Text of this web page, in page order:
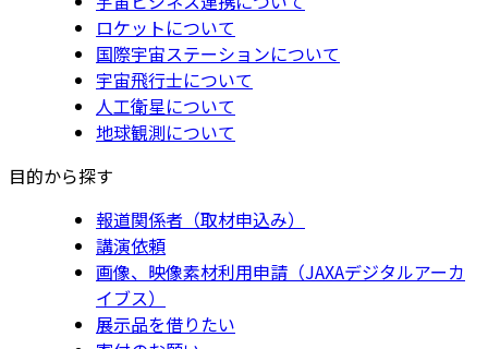
ロケットについて
国際宇宙ステーションについて
宇宙飛行士について
人工衛星について
地球観測について
目的から探す
報道関係者（取材申込み）
講演依頼
画像、映像素材利用申請（JAXAデジタルアーカ
イブス）
展示品を借りたい